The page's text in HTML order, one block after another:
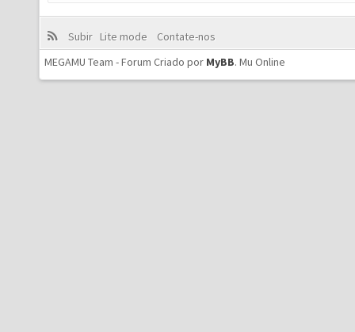
Subir Lite mode
Contate-nos
MEGAMU Team - Forum Criado por MyBB. Mu Online